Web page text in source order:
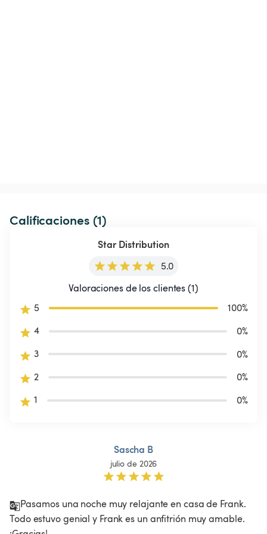
Calificaciones (1)
Star Distribution
5.0
Valoraciones de los clientes (1)
5
100%
4
0%
3
0%
2
0%
1
0%
Sascha B
julio de 2026
Pasamos una noche muy relajante en casa de Frank.
Todo estuvo genial y Frank es un anfitrión muy amable.